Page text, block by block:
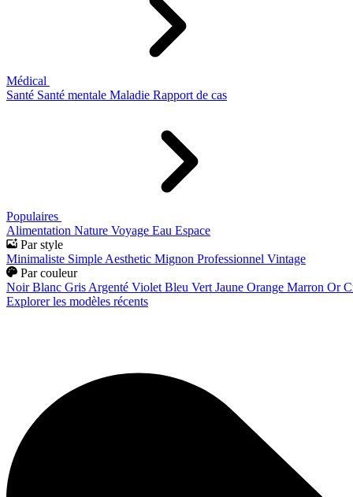
Médical
Santé Santé mentale Maladie Rapport de cas
Populaires
Alimentation Nature Voyage Eau Espace
Par style
Minimaliste Simple Aesthetic Mignon Professionnel Vintage
Par couleur
Noir Blanc Gris Argenté Violet Bleu Vert Jaune Orange Marron Or
Explorer les modèles récents